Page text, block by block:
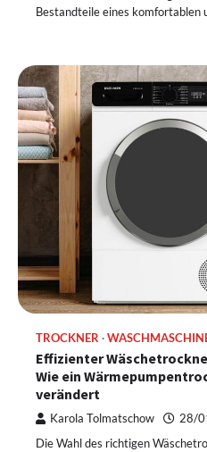
Bestandteile eines komfortablen
TROCKNER
Effizienter
Wie ein
verändert
Karola Tolmatschow 28/
Die Wahl des richtigen